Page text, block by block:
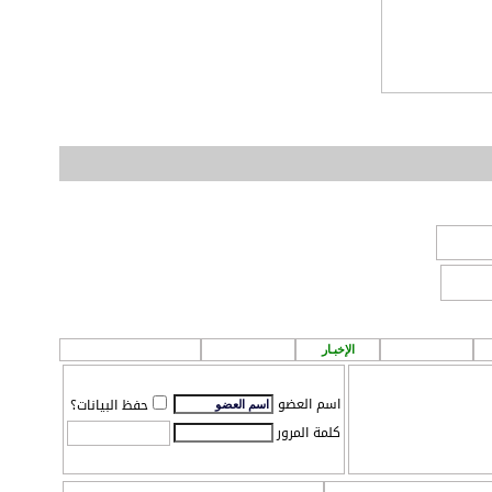
الإخبـار
اسم العضو
حفظ البيانات؟
كلمة المرور